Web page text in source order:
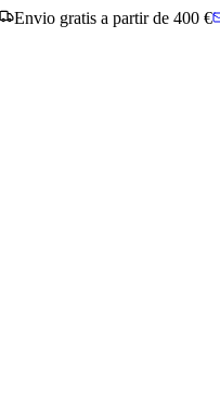
Envio gratis a partir de 400 €